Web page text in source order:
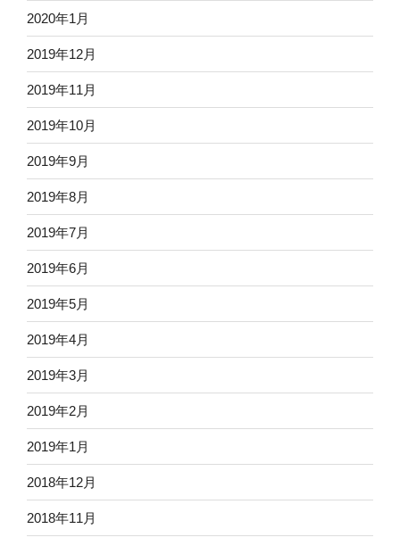
2020年1月
2019年12月
2019年11月
2019年10月
2019年9月
2019年8月
2019年7月
2019年6月
2019年5月
2019年4月
2019年3月
2019年2月
2019年1月
2018年12月
2018年11月